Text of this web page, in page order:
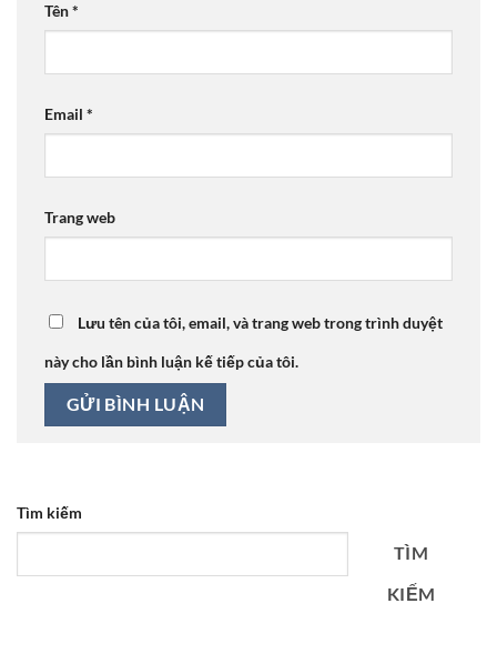
Tên*
Email *
Trang web
Lưu tên của tôi, email, và trang web trong trình duyệt
này cho lần bình luận kế tiếp của tôi.
Tìm kiếm
TÌM
KIẾM